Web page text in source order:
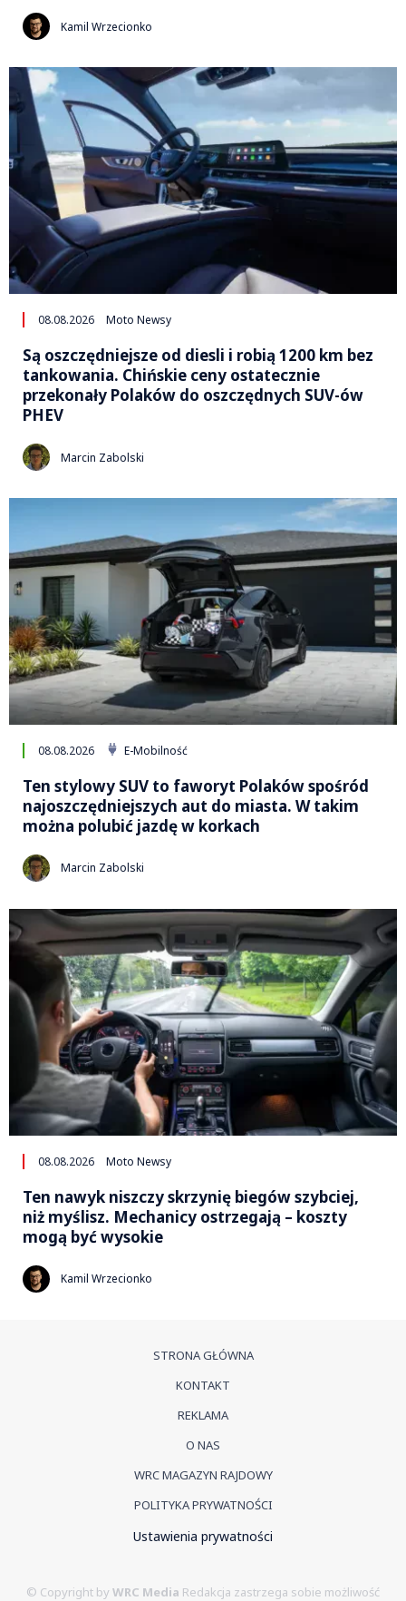
Kamil Wrzecionko
08.08.2026 Moto Newsy
Są oszczędniejsze od diesli i robią 1200 km bez
tankowania. Chińskie ceny ostatecznie
przekonały Polaków do oszczędnych SUV-ów
PHEV
Marcin Zabolski
08.08.2026 E-Mobilność
Ten stylowy SUV to faworyt Polaków spośród
najoszczędniejszych aut do miasta. W takim
można polubić jazdę w korkach
Marcin Zabolski
08.08.2026 Moto Newsy
Ten nawyk niszczy skrzynię biegów szybciej,
niż myślisz. Mechanicy ostrzegają – koszty
mogą być wysokie
Kamil Wrzecionko
STRONA GŁÓWNA
KONTAKT
REKLAMA
O NAS
WRC MAGAZYN RAJDOWY
POLITYKA PRYWATNOŚCI
Ustawienia prywatności
© Copyright by WRC Media Redakcja zastrzega sobie możliwość